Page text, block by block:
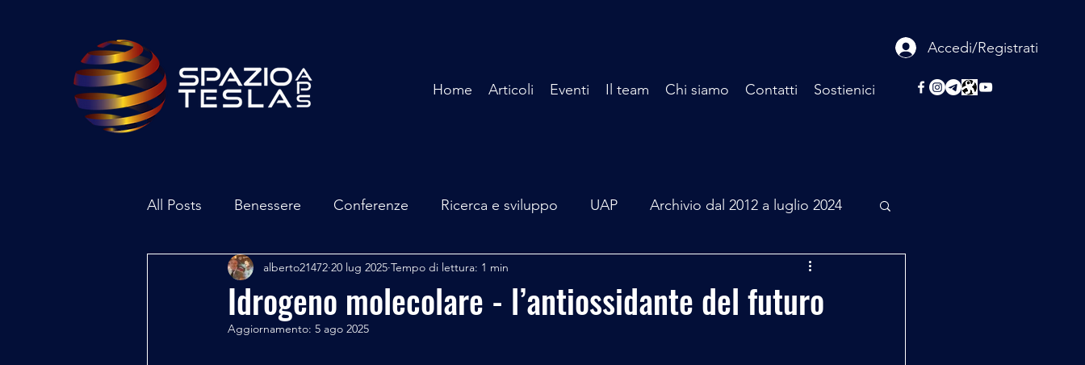
Accedi/Registrati
Home Articoli Eventi Il team Chi siamo Contatti Sostienici
All Posts Benessere Conferenze Ricerca e sviluppo UAP Archivio dal 2012 a luglio 2024
Ambiente Inchieste - Interviste Mare Mediterraneo
Archeoastronomia Attualità
Idrogeno molecolare - l’antiossidante del futuro
alberto21472 20 lug 2025 Tempo di lettura: 1 min
Aggiornamento: 5 ago 2025